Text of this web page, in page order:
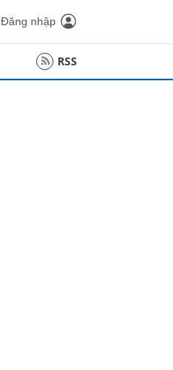
Đăng nhập
RSS